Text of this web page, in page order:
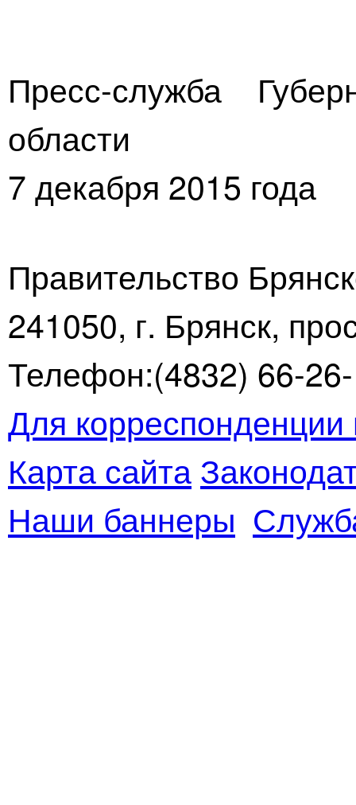
Пресс-служба
области
7 декабря 2015 года
Правительство
241050, г. Брянск,
Телефон:(4832) 66-
Для
Карта сайта
Наши баннеры